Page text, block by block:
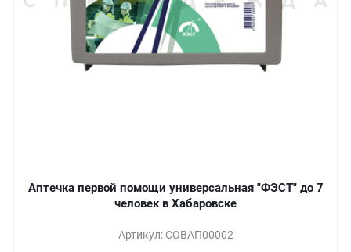
Аптечка первой помощи универсальная "ФЭСТ" до 7
человек в Хабаровске
Артикул: СОВАП00002